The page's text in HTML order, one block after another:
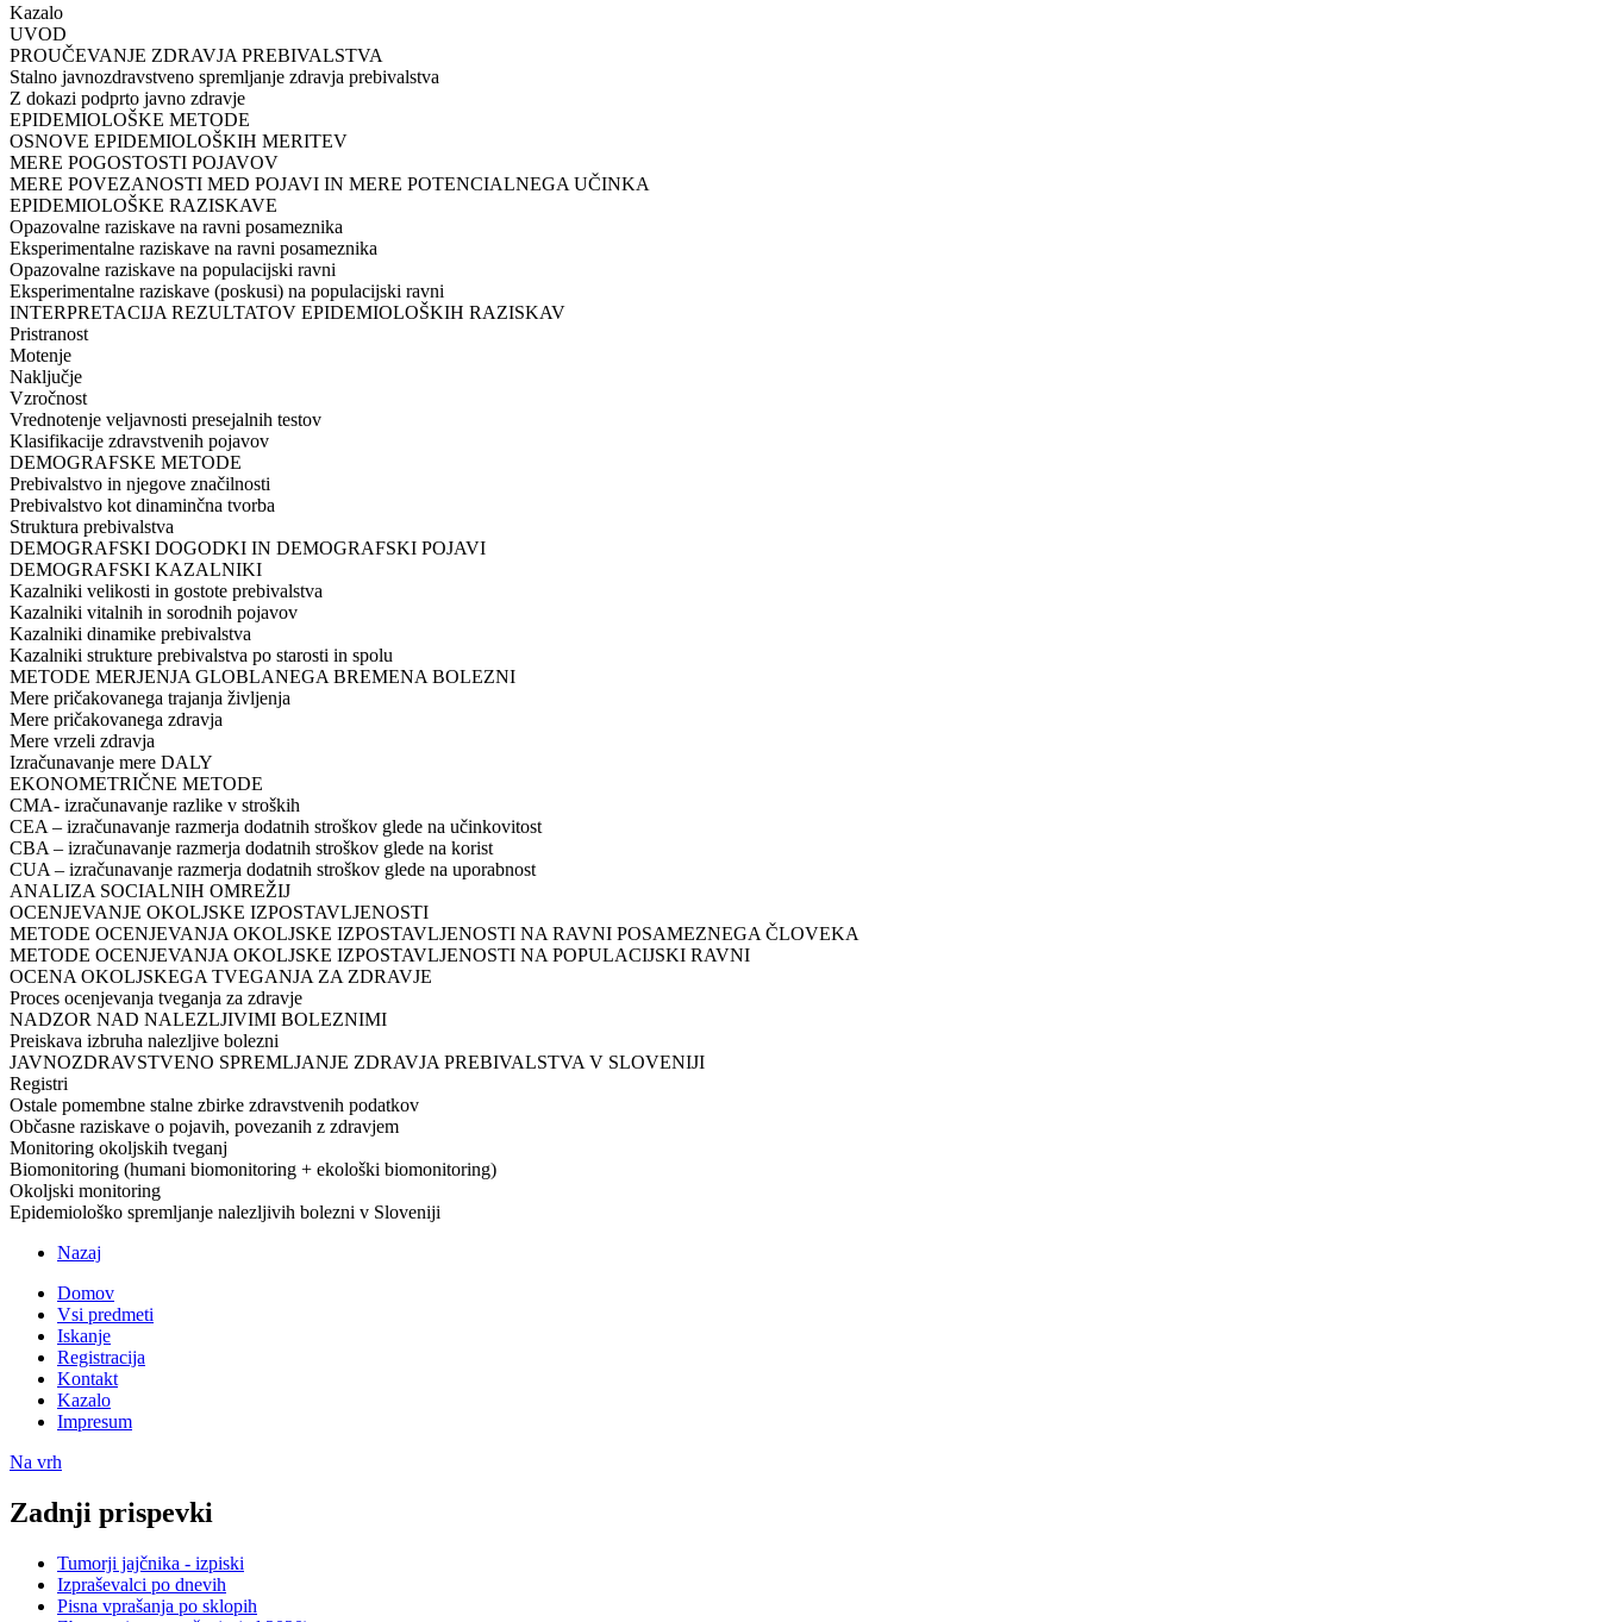
Kazalo
UVOD​
PROUČEVANJE ZDRAVJA PREBIVALSTVA​
Stalno javnozdravstveno spremljanje zdravja prebivalstva​
Z dokazi podprto javno zdravje​
EPIDEMIOLOŠKE METODE​
OSNOVE EPIDEMIOLOŠKIH MERITEV​
MERE POGOSTOSTI POJAVOV​
MERE POVEZANOSTI MED POJAVI IN MERE POTENCIALNEGA UČINKA​
EPIDEMIOLOŠKE RAZISKAVE​
Opazovalne raziskave na ravni posameznika​
Eksperimentalne raziskave na ravni posameznika​
Opazovalne raziskave na populacijski ravni​
Eksperimentalne raziskave (poskusi) na populacijski ravni​
INTERPRETACIJA REZULTATOV EPIDEMIOLOŠKIH RAZISKAV​
Pristranost​
Motenje​
Naključje​
Vzročnost​
Vrednotenje veljavnosti presejalnih testov​
Klasifikacije zdravstvenih pojavov​
DEMOGRAFSKE METODE​
Prebivalstvo in njegove značilnosti​
Prebivalstvo kot dinaminčna tvorba​
Struktura prebivalstva​
DEMOGRAFSKI DOGODKI IN DEMOGRAFSKI POJAVI​
DEMOGRAFSKI KAZALNIKI​
Kazalniki velikosti in gostote prebivalstva​
Kazalniki vitalnih in sorodnih pojavov​
Kazalniki dinamike prebivalstva​
Kazalniki strukture prebivalstva po starosti in spolu​
METODE MERJENJA GLOBLANEGA BREMENA BOLEZNI​
Mere pričakovanega trajanja življenja​
Mere pričakovanega zdravja​
Mere vrzeli zdravja​
Izračunavanje mere DALY​
EKONOMETRIČNE METODE​
CMA- izračunavanje razlike v stroških​
CEA – izračunavanje razmerja dodatnih stroškov glede na učinkovitost​
CBA – izračunavanje razmerja dodatnih stroškov glede na korist​
CUA – izračunavanje razmerja dodatnih stroškov glede na uporabnost​
ANALIZA SOCIALNIH OMREŽIJ​
OCENJEVANJE OKOLJSKE IZPOSTAVLJENOSTI​
METODE OCENJEVANJA OKOLJSKE IZPOSTAVLJENOSTI NA RAVNI POSAMEZNEGA ČLOVEKA​
METODE OCENJEVANJA OKOLJSKE IZPOSTAVLJENOSTI NA POPULACIJSKI RAVNI​
OCENA OKOLJSKEGA TVEGANJA ZA ZDRAVJE​
Proces ocenjevanja tveganja za zdravje​
NADZOR NAD NALEZLJIVIMI BOLEZNIMI​
Preiskava izbruha nalezljive bolezni​
JAVNOZDRAVSTVENO SPREMLJANJE ZDRAVJA PREBIVALSTVA V SLOVENIJI​
Registri​
Ostale pomembne stalne zbirke zdravstvenih podatkov​
Občasne raziskave o pojavih, povezanih z zdravjem​
Monitoring okoljskih tveganj​
Biomonitoring (humani biomonitoring + ekološki biomonitoring)​
Okoljski monitoring​
Epidemiološko spremljanje nalezljivih bolezni v Sloveniji​
Nazaj
Domov
Vsi predmeti
Iskanje
Registracija
Kontakt
Kazalo
Impresum
Na vrh
Zadnji prispevki
Tumorji jajčnika - izpiski
Izpraševalci po dnevih
Pisna vprašanja po sklopih